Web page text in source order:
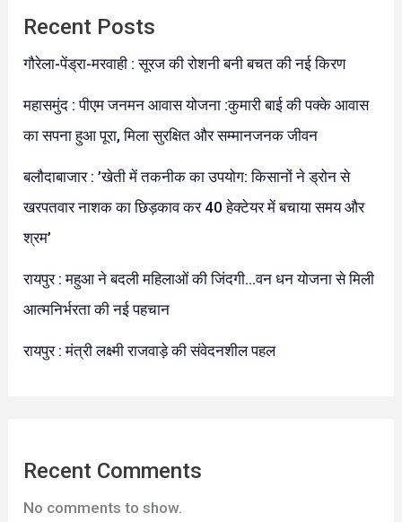
Recent Posts
गौरेला-पेंड्रा-मरवाही : सूरज की रोशनी बनी बचत की नई किरण
महासमुंद : पीएम जनमन आवास योजना :कुमारी बाई की पक्के आवास
का सपना हुआ पूरा, मिला सुरक्षित और सम्मानजनक जीवन
बलौदाबाजार : ’खेती में तकनीक का उपयोग: किसानों ने ड्रोन से
खरपतवार नाशक का छिड़काव कर 40 हेक्टेयर में बचाया समय और
श्रम’
रायपुर : महुआ ने बदली महिलाओं की जिंदगी…वन धन योजना से मिली
आत्मनिर्भरता की नई पहचान
रायपुर : मंत्री लक्ष्मी राजवाड़े की संवेदनशील पहल
Recent Comments
No comments to show.